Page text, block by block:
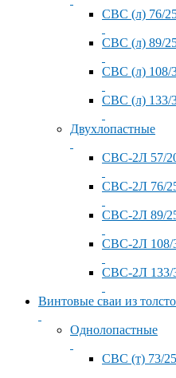
СВС (л) 76/
СВС (л) 89/
СВС (л) 108/
СВС (л) 133/
Двухлопастные
СВС-2Л 57/
СВС-2Л 76/
СВС-2Л 89/
СВС-2Л 108/
СВС-2Л 133/
Винтовые сваи из
Однолопастные
СВС (т) 73/